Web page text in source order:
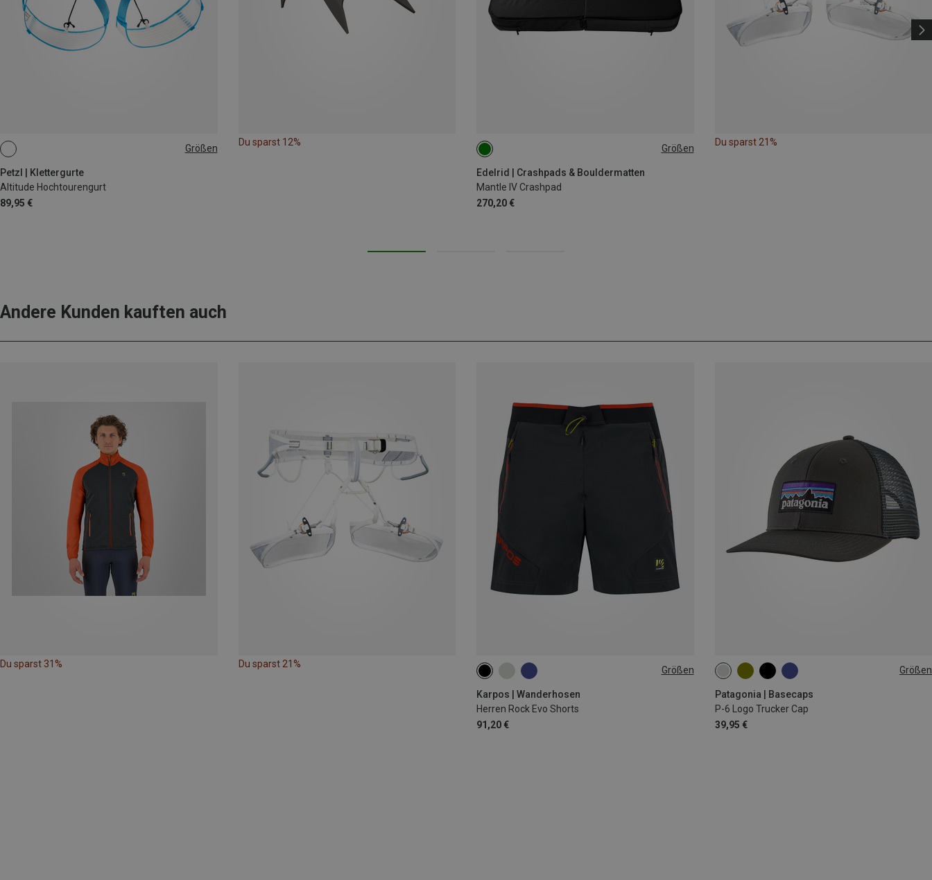
Größen
Petzl | Klettergurte
Altitude Hochtourengurt
89,95 €
S-M
Du sparst 12%
Größen
Edelrid | Crashpads & Bouldermatten
Mantle IV Crashpad
270,20 €
ONE SIZE
Du sparst 21%
Andere Kunden kauften auch
Du sparst 31% Du sparst 21%
Größen
Karpos | Wanderhosen
Herren Rock Evo Shorts
91,20 €
S XL XXL Größen
Patagonia | Basecaps
P-6 Logo Trucker Cap
39,95 €
ONE SIZE